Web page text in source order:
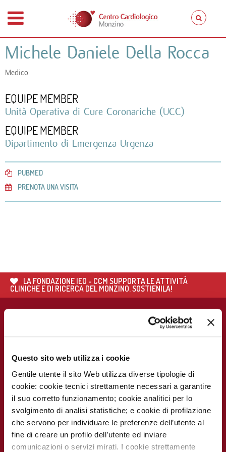
Questo sito web utilizza i cookie
Gentile utente il sito Web utilizza diverse tipologie di
cookie: cookie tecnici strettamente necessari a garantire
il suo corretto funzionamento; cookie analitici per lo
svolgimento di analisi statistiche; e cookie di profilazione
che servono per individuare le preferenze dell’utente al
fine di creare un profilo dell’utente ed inviare
comunicazioni o servizi mirati. I cookie strettamente
Michele Daniele Della Rocca
Medico
EQUIPE MEMBER
Unità Operativa di Cure Coronariche (UCC)
EQUIPE MEMBER
Dipartimento di Emergenza Urgenza
PUBMED
PRENOTA UNA VISITA
LA FONDAZIONE IEO - CCM SUPPORTA LE ATTIVITÀ
CLINICHE E DI RICERCA DEL MONZINO. SOSTIENILA!
Soddisfazione
del paziente
Codice Etico
esami
Cerca medico
Come
raggiungerci
Monzino
viaggiare facile
Notizie dal
Monzino
Lavora con noi
MEDICO E
MECKI Score
PER I
RICERCATORI
Report
Scientifico
PER I MEDIA
Press Release
CAMPAGNE E
INIZIATIVE